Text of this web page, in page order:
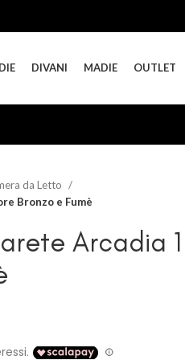
DIVANI MADIE OUTLET
da Letto
Bronzo e Fumè
Arcadia